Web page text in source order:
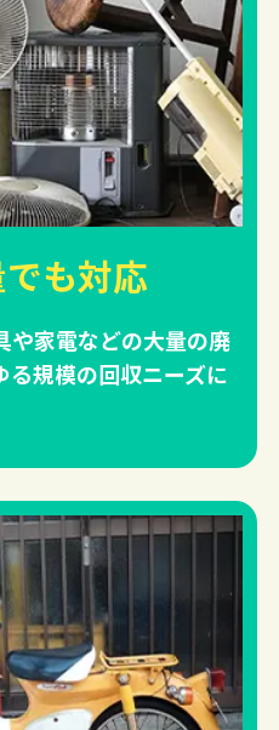
も対応
や家電などの大量の廃
る規模の回収ニーズに